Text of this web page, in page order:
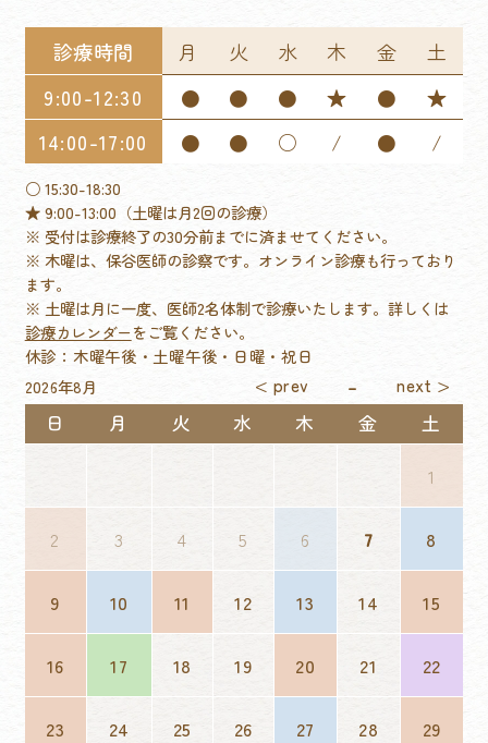
診療時間 月 火 水 木 金
土
9:00-12:30
● ● ● ★ ●
★
14:00-17:00
● ● ○ / ● /
○ 15:30-18:30
★ 9:00-13:00（土曜は月2回の診療）
※ 受付は診療終了の30分前までに済ませてください。
※ 木曜は、保谷医師の診察です。オンライン診療も行っており
ます。
※ 土曜は月に一度、医師2名体制で診療いたします。詳しくは
診療カレンダーをご覧ください。
休診：木曜午後・土曜午後・日曜・祝日
2026年8月
日 月 火 水 木 金 土
1
2 3 4 5 6 7 8
9 10 11 12 13 14 15
16 17 18 19 20 21 22
23 24 25 26 27 28 29